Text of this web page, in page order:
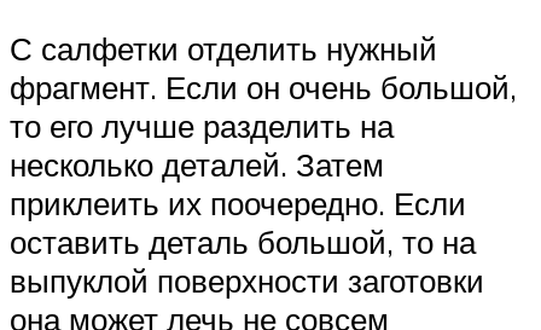
С салфетки отделить нужный
фрагмент. Если он очень большой,
то его лучше разделить на
несколько деталей. Затем
приклеить их поочередно. Если
оставить деталь большой, то на
выпуклой поверхности заготовки
она может лечь не совсем